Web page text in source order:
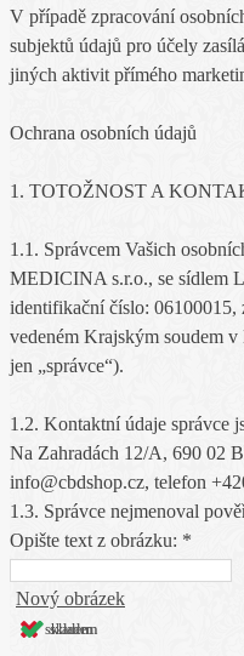
V případě zpracování
subjektů údajů pro účely
jiných aktivit přímého
Ochrana osobních údajů
1. TOTOŽNOST A
1.1. Správcem Vašich
MEDICINA s.r.o., se sídlem
identifikační číslo: 06100015,
vedeném Krajským soudem
jen „správce“).
1.2. Kontaktní údaje správce
Na Zahradách 12/A, 690 02
info@cbdshop.cz, telefon
1.3. Správce nejmenoval
Opište text z obrázku: *
Nový obrázek
skladem
skladem
skladem